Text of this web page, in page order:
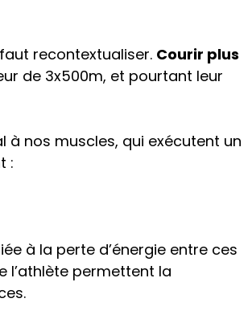
recontextualiser. Courir plus
de 3x500m, et pourtant leur
à nos muscles, qui exécutent un
:
à la perte d’énergie entre ces
l’athlète permettent la